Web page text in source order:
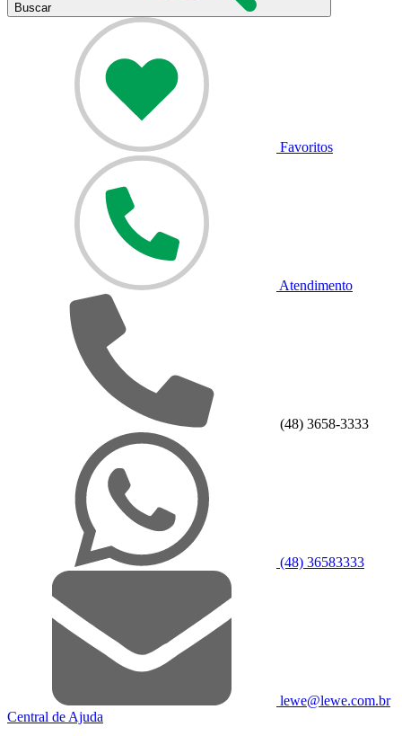
Buscar
Favoritos
Atendimento
(48) 3658-3333
(48) 36583333
lewe@lewe.com.br
Central de Ajuda